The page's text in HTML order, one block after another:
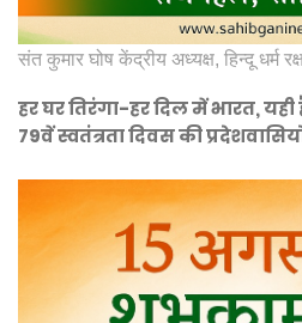
संत कुमार घोष केंद्रीय अध्यक्ष, हिन्दू धर्म
हर घर तिरंगा-हर दिल में भारत,
79वें स्वतंत्रता दिवस की